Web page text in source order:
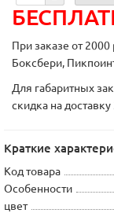
При заказе от
Боксбери,
Для габаритных
скидка на
Краткие
Код товара
Особенности
цвет